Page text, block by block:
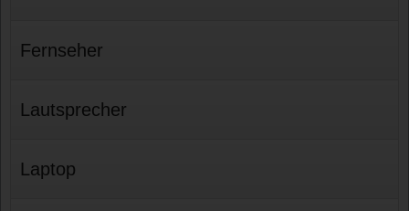
Fernseher
Lautsprecher
Laptop